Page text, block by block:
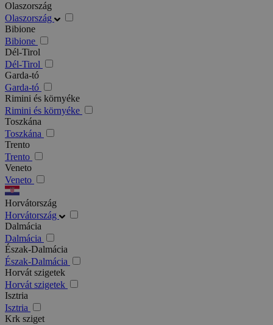
Olaszország
Olaszország
Bibione
Bibione
Dél-Tirol
Dél-Tirol
Garda-tó
Garda-tó
Rimini és környéke
Rimini és környéke
Toszkána
Toszkána
Trento
Trento
Veneto
Veneto
Horvátország
Horvátország
Dalmácia
Dalmácia
Észak-Dalmácia
Észak-Dalmácia
Horvát szigetek
Horvát szigetek
Isztria
Isztria
Krk sziget